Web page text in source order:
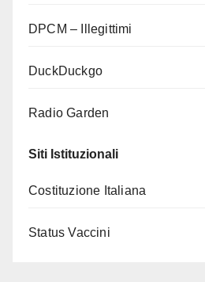
DPCM – Illegittimi
DuckDuckgo
Radio Garden
Siti Istituzionali
Costituzione Italiana
Status Vaccini